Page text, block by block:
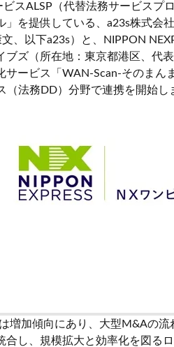
スALSP（代替法務サービスプ
を提供している、a23s株式会
、以下a23s）と、NIPPON
ズ（所在地：東京都港区、代
サービス「WAN-Scan-そのまん
（法務DD）分野で連携を開始し
増加傾向にあり、大型M&Aの流
し、規模拡大と効率化を図る